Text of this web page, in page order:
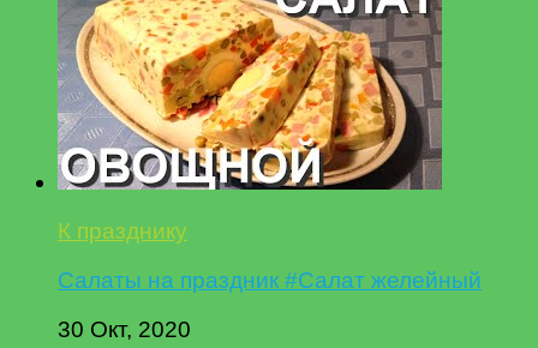
К празднику
Салаты на праздник #Салат желейный
30 Окт, 2020